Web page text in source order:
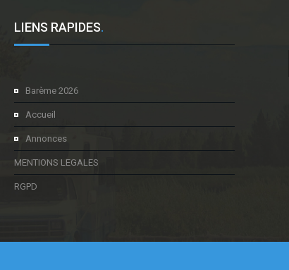
LIENS RAPIDES.
Barème 2026
Accueil
Annonces
MENTIONS LEGALES
RGPD